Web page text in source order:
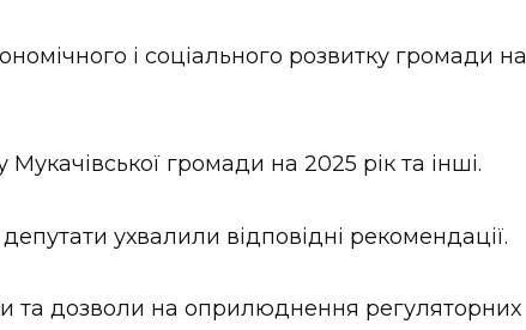
і соціального розвитку громади на
громади на 2025 рік та інші.
ухвалили відповідні рекомендації.
та дозволи на оприлюднення регуляторних